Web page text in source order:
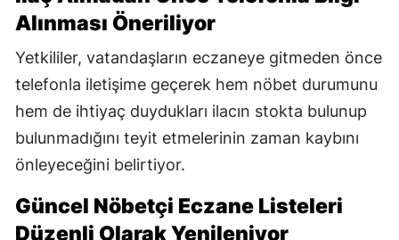
Alınması Öneriliyor
Yetkililer, vatandaşların eczaneye gitmeden önce
telefonla iletişime geçerek hem nöbet durumunu
hem de ihtiyaç duydukları ilacın stokta bulunup
bulunmadığını teyit etmelerinin zaman kaybını
önleyeceğini belirtiyor.
Güncel Nöbetçi Eczane Listeleri
Düzenli Olarak Yenileniyor